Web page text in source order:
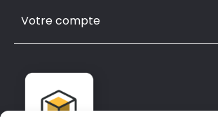
Votre compte